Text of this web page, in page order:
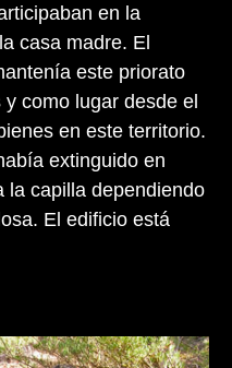
en la
casa madre. El
este priorato
como lugar desde el
en este territorio.
extinguido en
la capilla dependiendo
El edificio está